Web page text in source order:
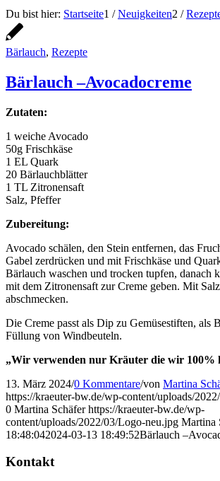
Du bist hier: Startseite1 / Neuigkeiten2 /
Bärlauch, Rezepte
Bärlauch –Avocadocreme
Zutaten:
1 weiche Avocado
50g Frischkäse
1 EL Quark
20 Bärlauchblätter
1 TL Zitronensaft
Salz, Pfeffer
Zubereitung:
Avocado schälen, den Stein entfernen, das
Gabel zerdrücken und mit Frischkäse und
Bärlauch waschen und trocken tupfen, danach
mit dem Zitronensaft zur Creme geben. Mit
abschmecken.
Die Creme passt als Dip zu Gemüsestiften, als
Füllung von Windbeuteln.
„Wir verwenden nur Kräuter die wir 100%
13. März 2024/0 Kommentare/von Martina
https://kraeuter-bw.de/wp-content/uploads/
0 Martina Schäfer https://kraeuter-bw.de/wp-
content/uploads/2022/03/Logo-neu.jpg Martina
18:48:042024-03-13 18:49:52Bärlauch
Kontakt